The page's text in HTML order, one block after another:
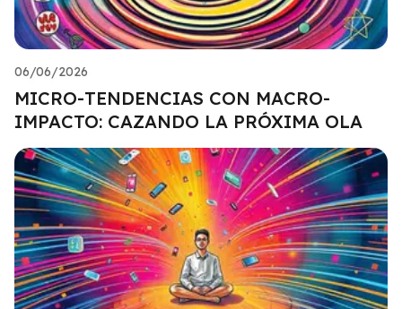
06/06/2026
MICRO-TENDENCIAS CON MACRO-
IMPACTO: CAZANDO LA PRÓXIMA OLA